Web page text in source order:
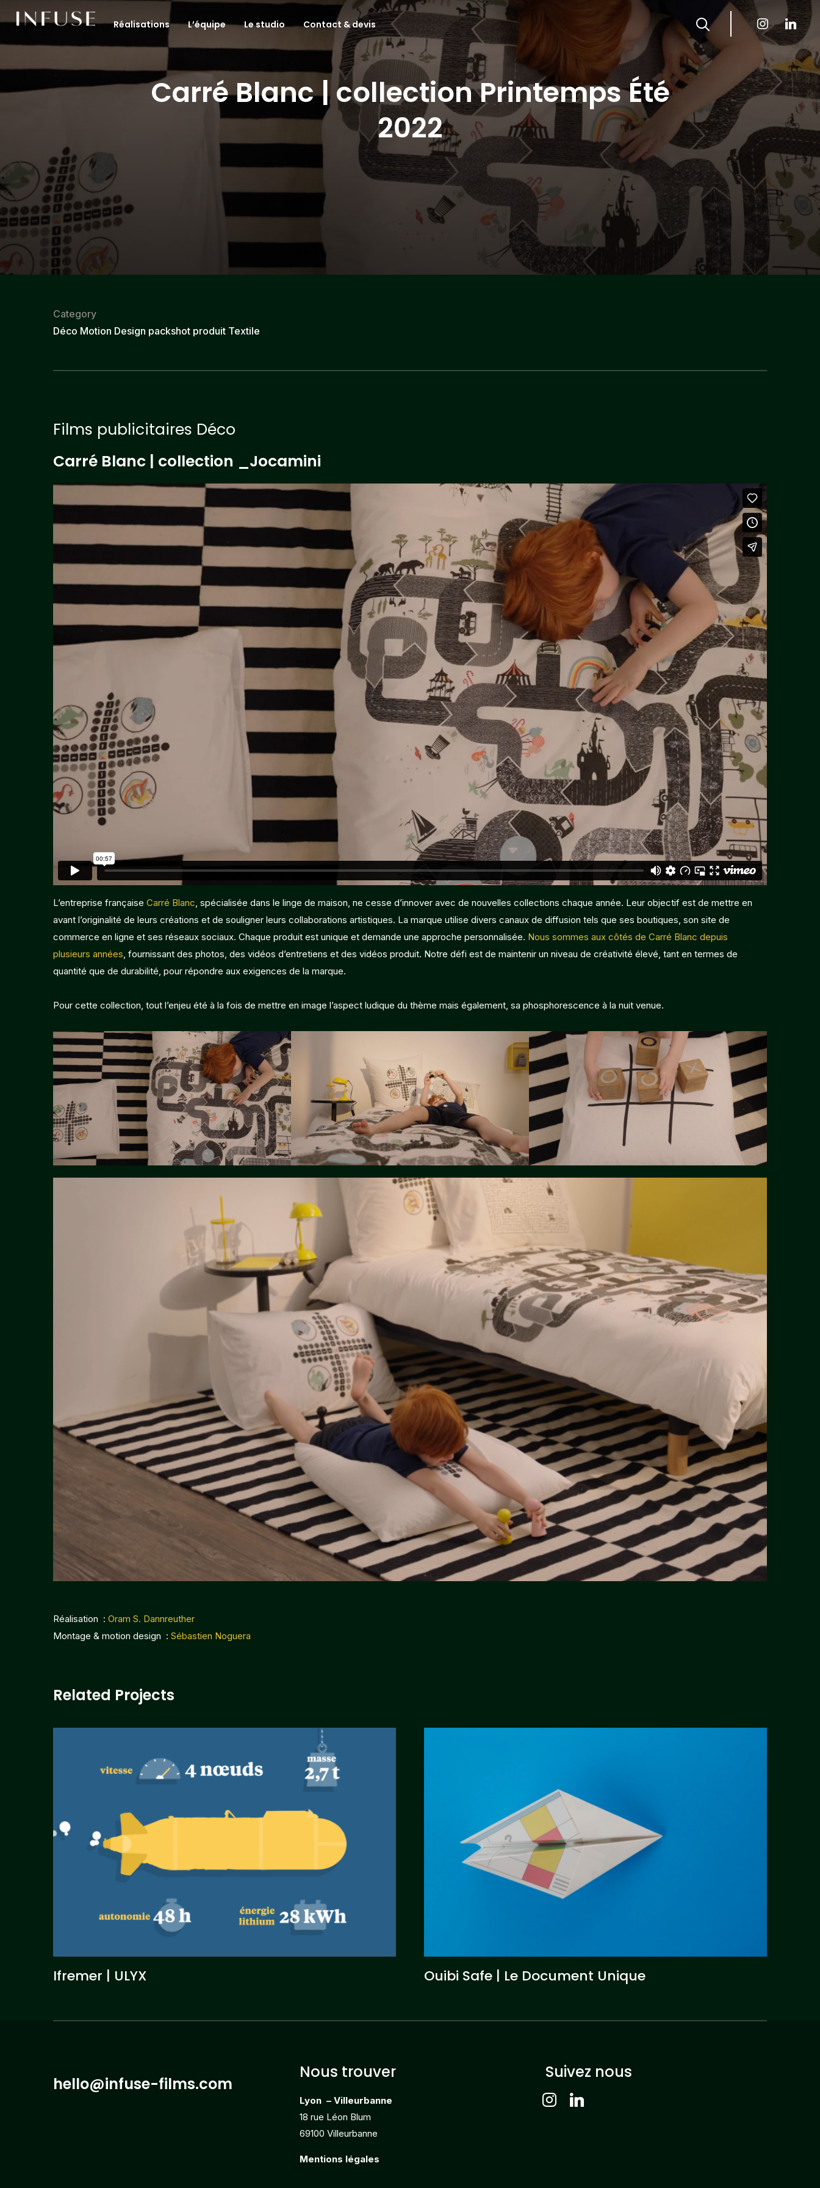
Réalisations L’équipe Le studio Contact & devis instagramlinkedin
Carré Blanc | collection Printemps Été
2022
Category
Déco Motion Design packshot produit Textile
Films publicitaires Déco
Carré Blanc | collection _Jocamini
L’entreprise française Carré Blanc, spécialisée dans le linge de maison, ne cesse d’innover avec de nouvelles collections chaque année. Leur objectif est de mettre en
avant l’originalité de leurs créations et de souligner leurs collaborations artistiques. La marque utilise divers canaux de diffusion tels que ses boutiques, son site de
commerce en ligne et ses réseaux sociaux. Chaque produit est unique et demande une approche personnalisée. Nous sommes aux côtés de Carré Blanc depuis
plusieurs années, fournissant des photos, des vidéos d’entretiens et des vidéos produit. Notre défi est de maintenir un niveau de créativité élevé, tant en termes de
quantité que de durabilité, pour répondre aux exigences de la marque.
Pour cette collection, tout l’enjeu été à la fois de mettre en image l’aspect ludique du thème mais également, sa phosphorescence à la nuit venue.
Réalisation : Oram S. Dannreuther
Montage & motion design : Sébastien Noguera
Related Projects
Ifremer | ULYX Ouibi Safe | Le Document Unique
hello@infuse-films.com
Nous trouver
Lyon – Villeurbanne
18 rue Léon Blum
69100 Villeurbanne
Mentions légales
Suivez nous
instagramlinkedin